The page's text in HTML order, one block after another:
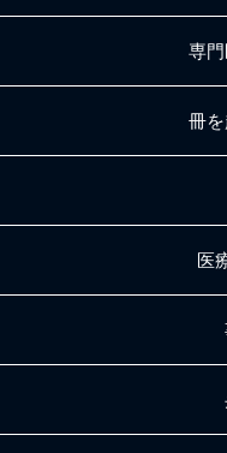
専
冊
医